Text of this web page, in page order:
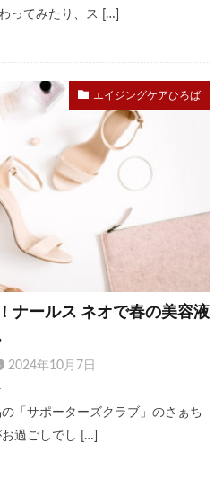
ってみたり、ス […]
エイジングケアひろば
ナールス ネオで春の美容液
2024年10月7日
「サポーターズクラブ」のさぁち
過ごしでし […]